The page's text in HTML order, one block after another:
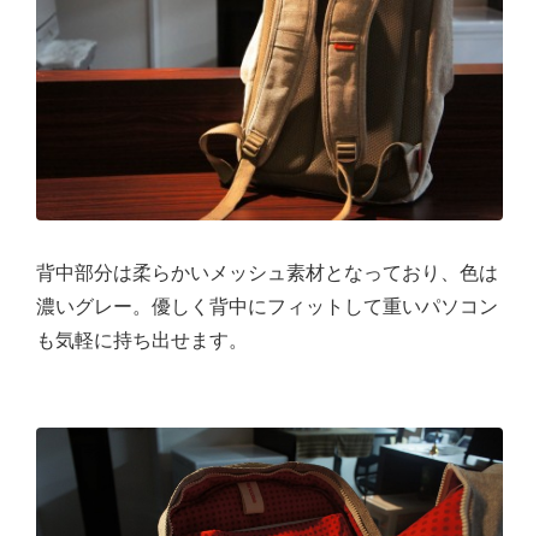
背中部分は柔らかいメッシュ素材となっており、色は
濃いグレー。優しく背中にフィットして重いパソコン
も気軽に持ち出せます。